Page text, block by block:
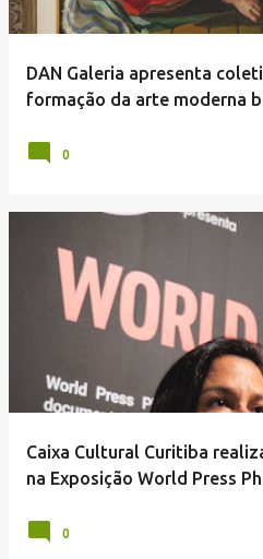
DAN Galeria apresenta
formação da arte moderna
0
Caixa Cultural Curitiba
na Exposição World Press
0